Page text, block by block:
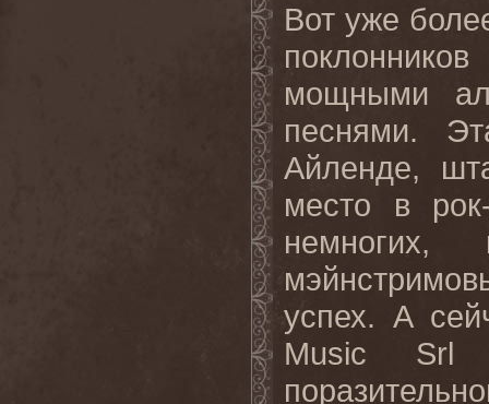
Вот уже
мощными
песнями.
Айленде,
место в
немногих,
успех. А
Music Srl